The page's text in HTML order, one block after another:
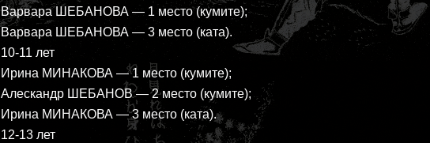
Варвара ШЕБАНОВА — 1 место (кумите);
Варвара ШЕБАНОВА — 3 место (ката).
10-11 лет
Ирина МИНАКОВА — 1 место (кумите);
Алескандр ШЕБАНОВ — 2 место (кумите);
Ирина МИНАКОВА — 3 место (ката).
12-13 лет